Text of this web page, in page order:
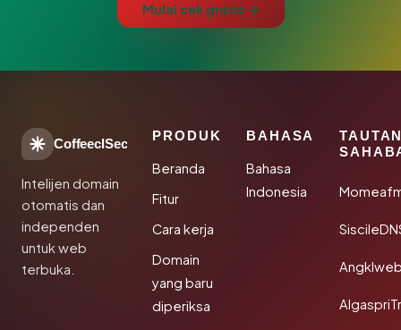
Mulai cek gratis →
CoffeeclSec
Intelijen domain
otomatis dan
independen
untuk web
terbuka.
PRODUK
Beranda
Fitur
Cara kerja
Domain
yang baru
diperiksa
BAHASA
Bahasa
Indonesia